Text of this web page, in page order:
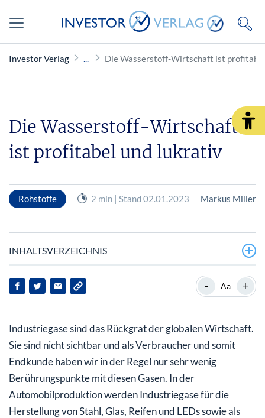
Investor Verlag Die Wasserstoff-Wirtschaft ist
Die Wasserstoff-Wirtschaft
ist profitabel und lukrativ
Rohstoffe 2 min | Stand 02.01.2023 Markus Miller
INHALTSVERZEICHNIS
Die Wasserstoff-Wirtschaft basiert auf einem
Angebots-Oligopol
neue Gas!
- Aa +
Industriegase sind das Rückgrat der globalen Wirtschaft.
Sie sind nicht sichtbar und als Verbraucher und somit
Endkunde haben wir in der Regel nur sehr wenig
Berührungspunkte mit diesen Gasen. In der
Automobilproduktion werden Industriegase für die
Herstellung von Stahl, Glas, Reifen und LEDs sowie als